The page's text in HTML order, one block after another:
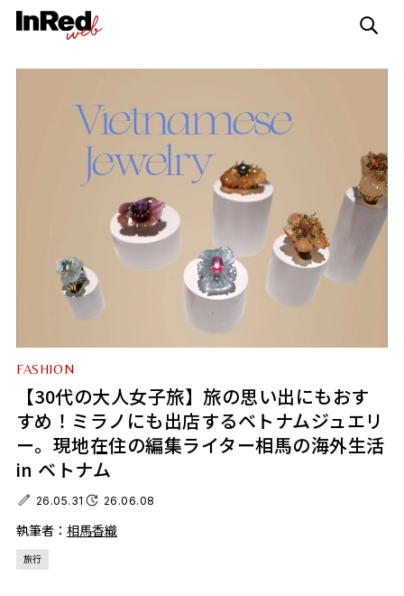
FASHION
【30代の大人女子旅】旅の思い出にもおす
すめ！ミラノにも出店するベトナムジュエリ
ー。現地在住の編集ライター相馬の海外生活
in ベトナム
26.05.31 26.06.08
執筆者： 相馬香織
旅行